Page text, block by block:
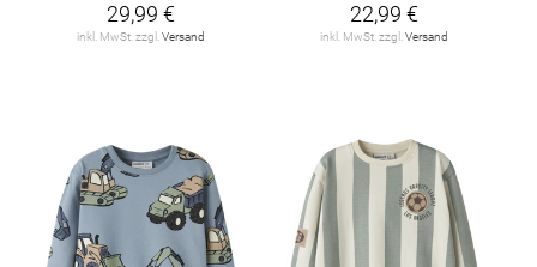
29,99 €
inkl. MwSt. zzgl.Versand
22,99 €
inkl. MwSt. zzgl.Versand